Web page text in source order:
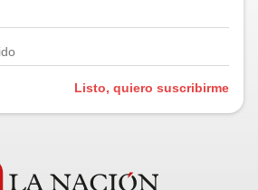
Listo, quiero suscribirme